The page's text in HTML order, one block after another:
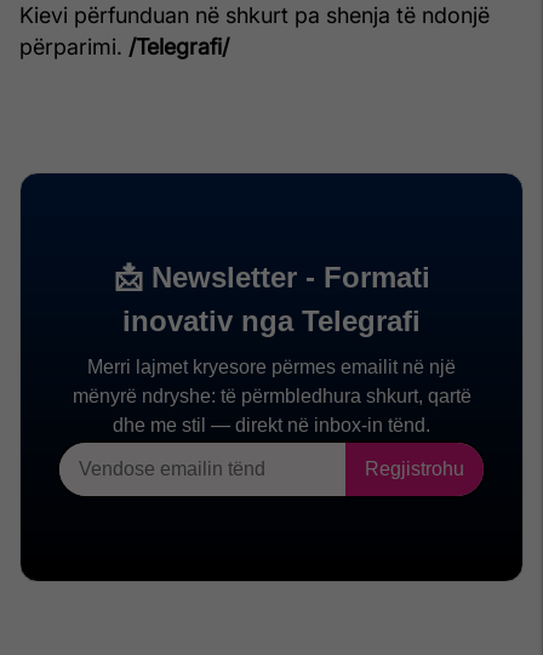
Kievi përfunduan në shkurt pa shenja të ndonjë
përparimi. /Telegrafi/